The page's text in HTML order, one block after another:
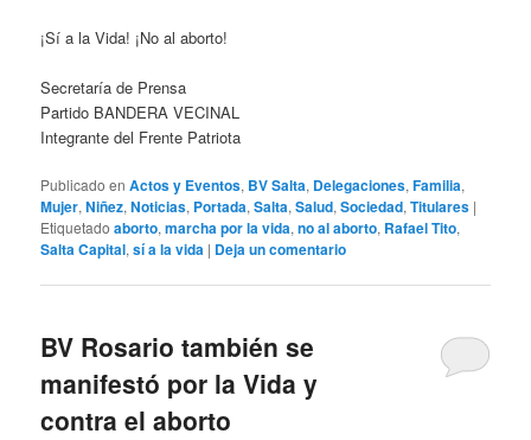
¡Sí a la Vida! ¡No al aborto!
Secretaría de Prensa
Partido BANDERA VECINAL
Integrante del Frente Patriota
Publicado en Actos y Eventos, BV Salta, Delegaciones,Familia,
Mujer,Niñez,Noticias, Portada,Salta,Salud,Sociedad,Titulares |
Etiquetado aborto,marcha por la vida,no al aborto, Rafael Tito,
Salta Capital,sí a la vida | Deja un comentario
BV Rosario también se
manifestó por la Vida y
contra el aborto